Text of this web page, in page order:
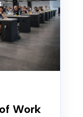
Work